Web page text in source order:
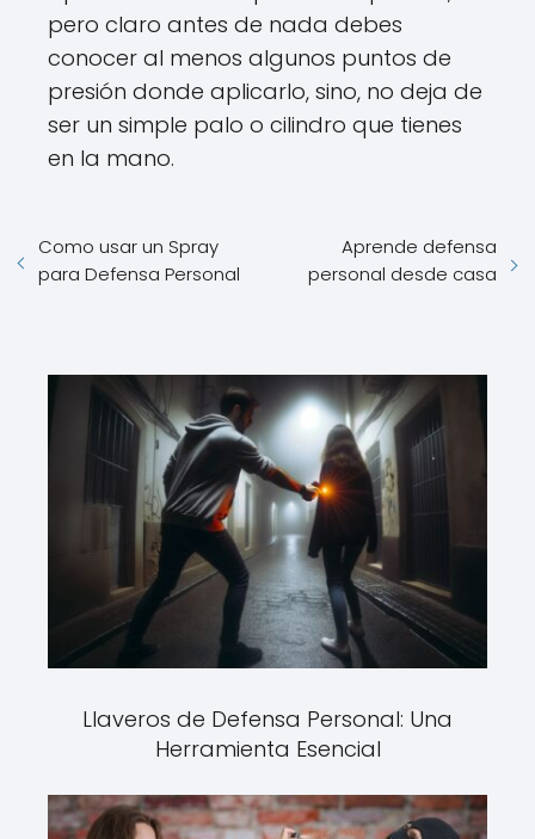
pero claro antes de nada debes
conocer al menos algunos puntos de
presión donde aplicarlo, sino, no deja de
ser un simple palo o cilindro que tienes
en la mano.
Como usar un Spray
para Defensa Personal
Aprende defensa
personal desde casa
Llaveros de Defensa Personal: Una
Herramienta Esencial